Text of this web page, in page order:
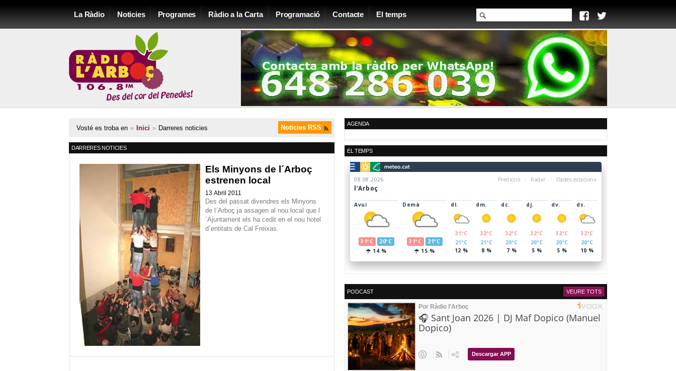
La Ràdio Noticies Programes Ràdio a la Carta Programació Contacte El temps
Vosté es troba en » Inici » Darreres noticies Noticies RSS
DARRERES NOTICIES
Els Minyons de l´Arboç
estrenen local
13 Abril 2011
Des del passat divendres els Minyons
de l´Arboç ja assagen al nou local que l
´Ajuntament els ha cedit en el nou hotel
d´entitats de Cal Freixas.
AGENDA
EL TEMPS
PODCAST VEURE TOTS